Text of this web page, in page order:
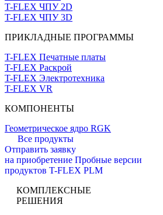
T-FLEX ЧПУ 2D
T-FLEX ЧПУ 3D
ПРИКЛАДНЫЕ ПРОГРАММЫ
T-FLEX Печатные платы
T-FLEX Раскрой
T-FLEX Электротехника
T-FLEX VR
КОМПОНЕНТЫ
Геометрическое ядро RGK
Все продукты
Отправить заявку
на приобретение Пробные версии
продуктов T-FLEX PLM
КОМПЛЕКСНЫЕ
РЕШЕНИЯ